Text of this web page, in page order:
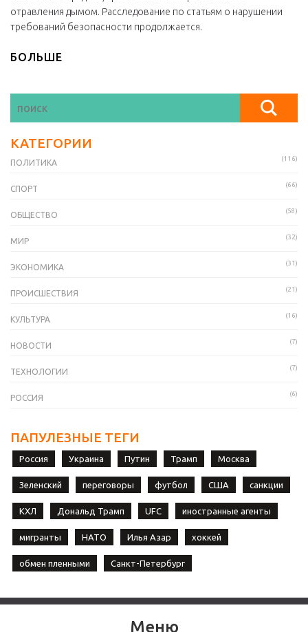
отравления дымом. Расследование по статьям о нарушении
требований безопасности продолжается.
БОЛЬШЕ
КАТЕГОРИИ
ПОЛИТИКА (116)
СПОРТ (66)
ОБЩЕСТВО (58)
МИР (32)
ЭКОНОМИКА (31)
ПРОИСШЕСТВИЯ (21)
КУЛЬТУРА (16)
НОВОСТИ (7)
ТЕХНОЛОГИИ (7)
РОССИЯ (6)
ПАПУЛЕЗНЫЕ ТЕГИ
Россия Украина Путин Трамп Москва
Зеленский переговоры футбол США санкции
КХЛ Дональд Трамп UFC иностранные агенты
мигранты НАТО Илья Азар хоккей
обмен пленными Санкт-Петербург
Меню